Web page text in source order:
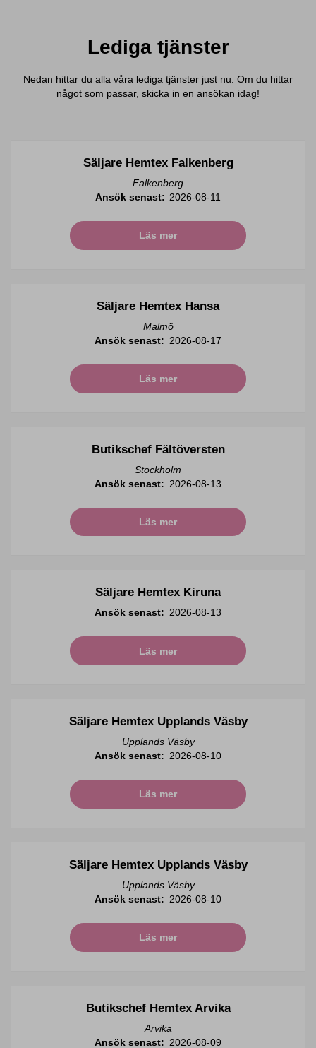
Lediga tjänster
Nedan hittar du alla våra lediga tjänster just nu. Om du hittar
något som passar, skicka in en ansökan idag!
Säljare Hemtex Falkenberg
Falkenberg
Ansök senast: 2026-08-11
Läs mer
Säljare Hemtex Hansa
Malmö
Ansök senast: 2026-08-17
Läs mer
Butikschef Fältöversten
Stockholm
Ansök senast: 2026-08-13
Läs mer
Säljare Hemtex Kiruna
Ansök senast: 2026-08-13
Läs mer
Säljare Hemtex Upplands Väsby
Upplands Väsby
Ansök senast: 2026-08-10
Läs mer
Säljare Hemtex Upplands Väsby
Upplands Väsby
Ansök senast: 2026-08-10
Läs mer
Butikschef Hemtex Arvika
Arvika
Ansök senast: 2026-08-09